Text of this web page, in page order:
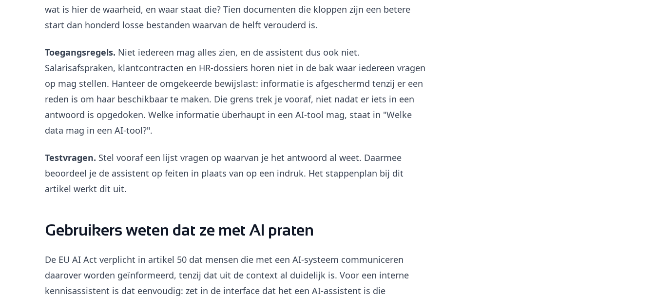
wat is hier de waarheid, en waar staat die? Tien documenten die kloppen zijn een betere
start dan honderd losse bestanden waarvan de helft verouderd is.
Toegangsregels. Niet iedereen mag alles zien, en de assistent dus ook niet.
Salarisafspraken, klantcontracten en HR-dossiers horen niet in de bak waar iedereen vragen
op mag stellen. Hanteer de omgekeerde bewijslast: informatie is afgeschermd tenzij er een
reden is om haar beschikbaar te maken. Die grens trek je vooraf, niet nadat er iets in een
antwoord is opgedoken. Welke informatie überhaupt in een AI-tool mag, staat in "Welke
data mag in een AI-tool?".
Testvragen. Stel vooraf een lijst vragen op waarvan je het antwoord al weet. Daarmee
beoordeel je de assistent op feiten in plaats van op een indruk. Het stappenplan bij dit
artikel werkt dit uit.
Gebruikers weten dat ze met AI praten
De EU AI Act verplicht in artikel 50 dat mensen die met een AI-systeem communiceren
daarover worden geïnformeerd, tenzij dat uit de context al duidelijk is. Voor een interne
kennisassistent is dat eenvoudig: zet in de interface dat het een AI-assistent is die